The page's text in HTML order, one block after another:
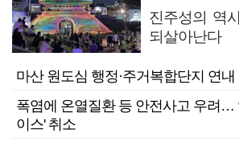
진주성의 역
되살아난다
마산 원도심 행정·주거복합단지 연
폭염에 온열질환 등 안전사고 우려…
이스' 취소